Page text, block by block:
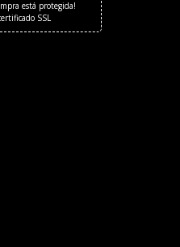
está protegida!
SSL